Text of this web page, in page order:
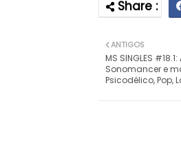
ANTIGOS
MS SINGLES
Sonomancer e
Psicodélico, Pop,